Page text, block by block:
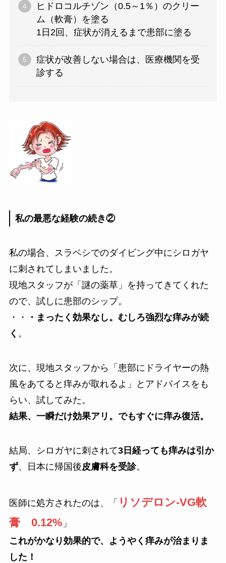
ヒドロコルチゾン（0.5～1％）のクリー
ム（軟膏）を塗る
1日2回、症状が消えるまで患部に塗る
症状が改善しない場合は、医療機関を受
診する
私の最悪な経験の続き②
私の場合、スラベシでのダイビング中にシロガヤ
に刺されてしまいました。
現地スタッフが「謎の薬草」を持ってきてくれた
ので、試しに患部のシップ。
・・
・まったく効果なし。むしろ強烈な痒みが続
く 。
次に、現地スタッフから「患部にドライヤーの熱
風をあてると痒みが取れるよ」とアドバイスをも
らい、試してみた。
結果、一瞬だけ効果アリ。でもすぐに痒み復活。
結局、シロガヤに刺されて3日経っても痒みは引か
ず、日本に帰国後皮膚科を受診。
医師に処方されたのは、「 リソデロン-VG軟
膏 0.12% 」
これがかなり効果的で、ようやく痒みが治まりま
した！